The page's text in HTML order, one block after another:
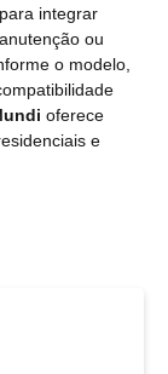
integrar
ou
o modelo,
oferece
e